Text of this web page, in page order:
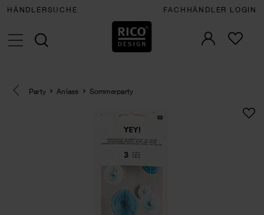
HÄNDLERSUCHE FACHHÄNDLER LOGIN
Eine Kategorie zurück navigieren
Party Anlass Sommerparty